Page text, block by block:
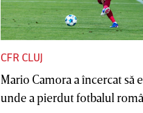
CFR CLUJ
Mario Camora a încercat să
unde a pierdut fotbalul